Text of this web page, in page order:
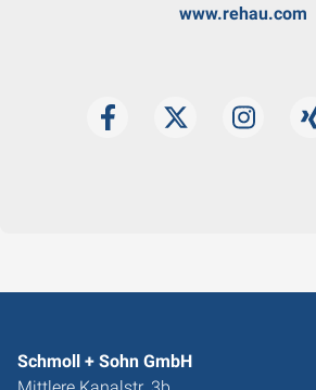
www.rehau.com
Schmoll + Sohn GmbH